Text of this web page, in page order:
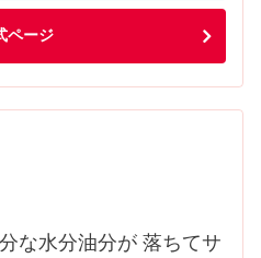
ページ
な水分油分が 落ちてサ